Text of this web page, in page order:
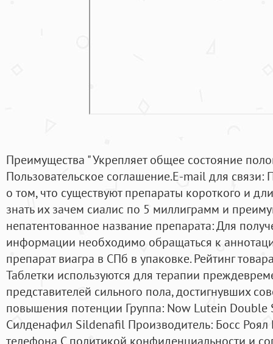
Преимущества " Укрепляет общее состояние
Пользовательское соглашение.E-mail для связи:
о том, что существуют препараты короткого и
знать их зачем сиалис по 5 миллиграмм и
непатентованное название препарата: Для
информации необходимо обращаться к
препарат виагра в СПб в упаковке. Рейтинг
Таблетки используются для терапии
представителей сильного пола, достигнувших
повышения потенции Группа: Now Lutein Double
Силденафил Sildenafil Производитель: Босс
телефона С политикой конфиденциальности и